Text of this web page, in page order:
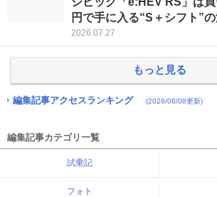
円で手に入る“S＋シフト”
2026.07.27
もっと見る
編集記事アクセスランキング (2026/08/08更新)
編集記事カテゴリ一覧
試乗記
フォト